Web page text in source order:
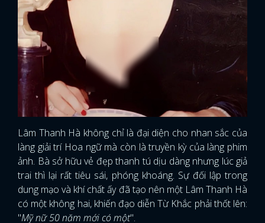
Lâm Thanh Hà không chỉ là đại diện cho nhan sắc của
làng giải trí Hoa ngữ mà còn là truyền kỳ của làng phim
ảnh. Bà sở hữu vẻ đẹp thanh tú dịu dàng nhưng lúc giả
trai thì lại rất tiêu sái, phóng khoáng. Sự đối lập trong
dung mạo và khí chất ấy đã tạo nên một Lâm Thanh Hà
có một không hai, khiến đạo diễn Từ Khắc phải thốt lên:
"Mỹ nữ 50 năm mới có một".